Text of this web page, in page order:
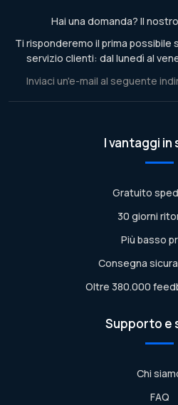
Hai una domanda? Il
Ti risponderemo il prima
servizio clienti: dal lunedì al
Inviaci un'e-mail al seguente
I vantaggi in
Gratuito
30 giorni
Più basso
Consegna
Oltre 380.000
Supporto e
Chi
FAQ